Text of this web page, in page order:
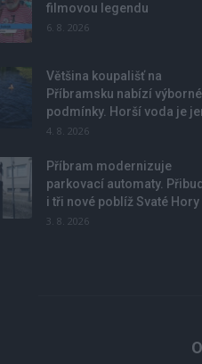
filmovou legendu
6. 8. 2026
Většina koupališť na
Příbramsku nabízí výborné
podmínky. Horší voda je
4. 8. 2026
Příbram modernizuje
parkovací automaty.
i tři nové poblíž Svaté Hory
3. 8. 2026